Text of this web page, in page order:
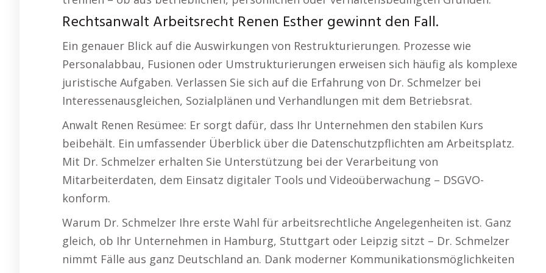
Rechtsanwalt Arbeitsrecht Renen Esther gewinnt den Fall.
Ein genauer Blick auf die Auswirkungen von Restrukturierungen. Prozesse wie
Personalabbau, Fusionen oder Umstrukturierungen erweisen sich häufig als komplexe
juristische Aufgaben. Verlassen Sie sich auf die Erfahrung von Dr. Schmelzer bei
Interessenausgleichen, Sozialplänen und Verhandlungen mit dem Betriebsrat.
Anwalt Renen Resümee: Er sorgt dafür, dass Ihr Unternehmen den stabilen Kurs
beibehält. Ein umfassender Überblick über die Datenschutzpflichten am Arbeitsplatz.
Mit Dr. Schmelzer erhalten Sie Unterstützung bei der Verarbeitung von
Mitarbeiterdaten, dem Einsatz digitaler Tools und Videoüberwachung – DSGVO-
konform.
Warum Dr. Schmelzer Ihre erste Wahl für arbeitsrechtliche Angelegenheiten ist. Ganz
gleich, ob Ihr Unternehmen in Hamburg, Stuttgart oder Leipzig sitzt – Dr. Schmelzer
nimmt Fälle aus ganz Deutschland an. Dank moderner Kommunikationsmöglichkeiten